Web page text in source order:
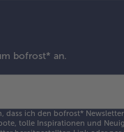
bofrost* an.
dass ich den bofrost*
tolle Inspirationen und